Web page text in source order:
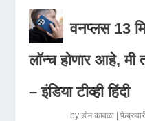
वनप्लस 13
लॉन्च होणार आहे, मी
– इंडिया टीव्ही हिंदी
byडोम कावळा |